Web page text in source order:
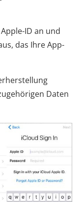
ID an und
das Ihre App-
Daten